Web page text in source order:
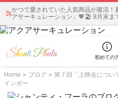
かつて愛されていた人気商品が復活！
アサーキュレーション」💖🏖️ 8月末ま
初めての
Home » ブログ » 第７回「上映会につい
インボー